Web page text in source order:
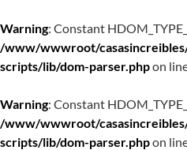
Warning: Constant
/www/wwwroot/
scripts/lib/dom-parser.phpon
Warning: Constant
/www/wwwroot/
scripts/lib/dom-parser.phpon